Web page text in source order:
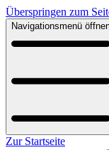
Überspringen zum
Navigationsmenü
Zur Startseite